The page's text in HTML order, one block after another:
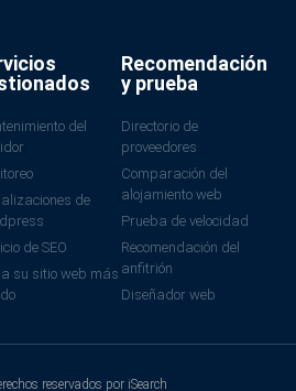
del
de
de SEO
su sitio web más
Recomendación
y prueba
Directorio de
proveedores
Comparación del
alojamiento web
Prueba de velocidad
Recomendación del
anfitrión
Diseñador web
reservados por iSearch